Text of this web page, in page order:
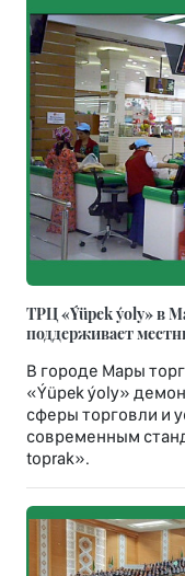
ТРЦ «Ýüpek ýoly» в
поддерживает
В городе Мары
«Ýüpek ýoly»
сферы торговли и
современным
toprak».